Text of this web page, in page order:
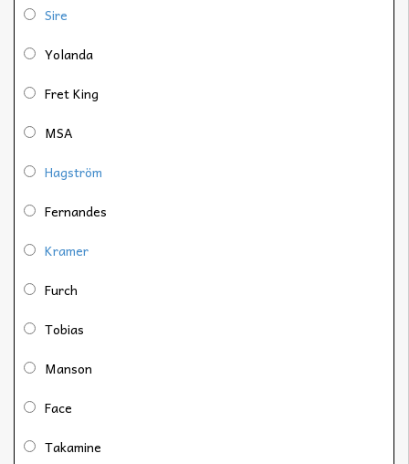
Sire
Yolanda
Fret King
MSA
Hagström
Fernandes
Kramer
Furch
Tobias
Manson
Face
Takamine